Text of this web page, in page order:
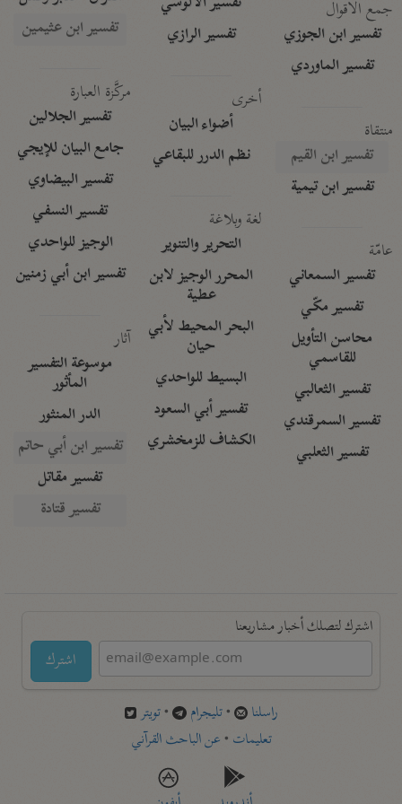
جمع الأقوال
تفسير ابن الجوزي
تفسير الماوردي
منتقاة
تفسير ابن القيم
تفسير ابن تيمية
عامّة
تفسير السمعاني
تفسير مكّي
محاسن التأويل
للقاسمي
تفسير الثعالبي
تفسير السمرقندي
تفسير الثعلبي
تفسير الرازي
أخرى
أضواء البيان
نظم الدرر للبقاعي
لغة وبلاغة
التحرير والتنوير
المحرر الوجيز لابن
عطية
البحر المحيط لأبي
حيان
البسيط للواحدي
تفسير أبي السعود
الكشاف للزمخشري
تفسير ابن عثيمين
مركَّزة العبارة
تفسير الجلالين
جامع البيان للإيجي
تفسير البيضاوي
تفسير النسفي
الوجيز للواحدي
تفسير ابن أبي زمنين
آثار
موسوعة التفسير
المأثور
الدر المنثور
تفسير ابن أبي حاتم
تفسير مقاتل
تفسير قتادة
اشترك لتصلك أخبار مشاريعنا
اشترك
راسلنا •تليجرام •تويتر
تعليمات •عن الباحث القرآني